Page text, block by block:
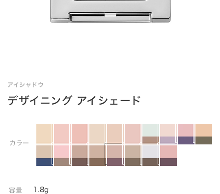
アイシャドウ
デザイニング アイシェード
カラー
容量 1.8g